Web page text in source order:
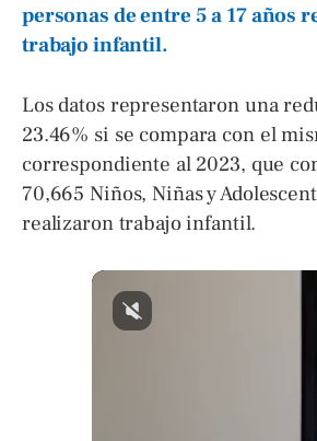
personas de entre 5 a 17 años
trabajo infantil.
Los datos representaron una
23.46% si se compara con el
correspondiente al 2023, que
70,665 Niños, Niñas y
realizaron trabajo infantil.